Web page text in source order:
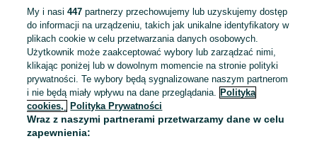
To ogłoszenie nie jest już dostępne
My i nasi447 partnerzy przechowujemy lub uzyskujemy dostęp
do informacji na urządzeniu, takich jak unikalne identyfikatory w
plikach cookie w celu przetwarzania danych osobowych.
Użytkownik może zaakceptować wybory lub zarządzać nimi,
klikając poniżej lub w dowolnym momencie na stronie polityki
prywatności. Te wybory będą sygnalizowane naszym partnerom
i nie będą miały wpływu na dane przeglądania. Polityka
cookies,
Polityka Prywatności
Wraz z naszymi partnerami przetwarzamy dane w celu
zapewnienia: